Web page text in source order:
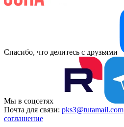
Спасибо, что делитесь с друзьями
Мы в соцсетях
Почта для связи: pks3@tutamail.com
соглашение